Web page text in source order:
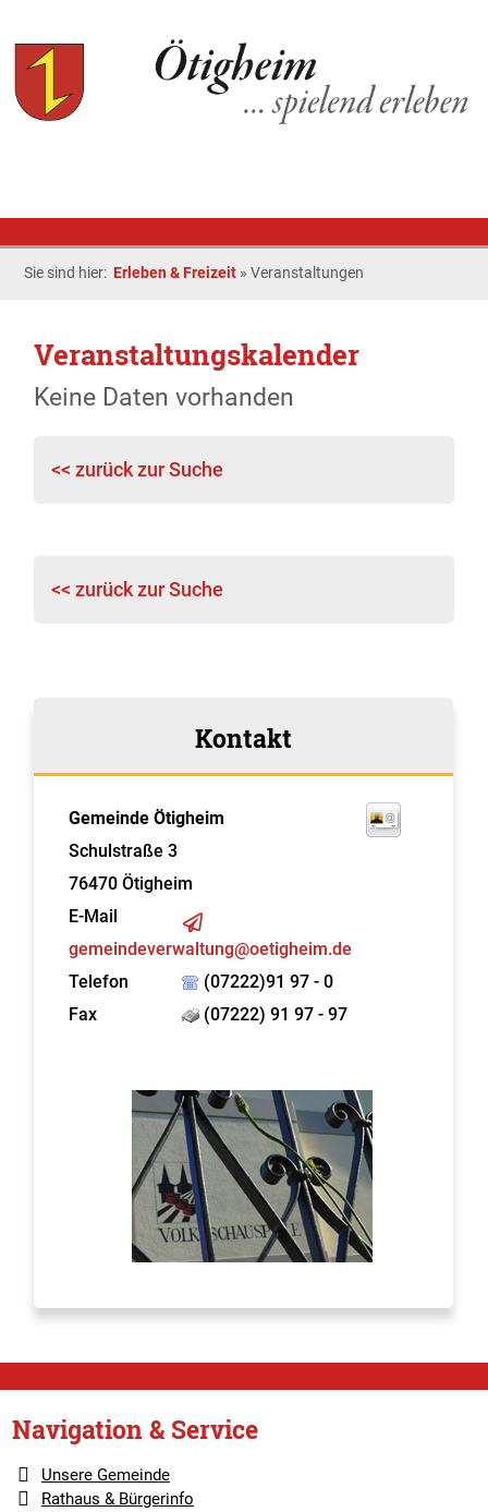
Sie sind hier: Erleben & Freizeit »Veranstaltungen
Veranstaltungskalender
Keine Daten vorhanden
<< zurück zur Suche
<< zurück zur Suche
Kontakt
Gemeinde Ötigheim
Schulstraße 3
76470 Ötigheim
E-Mail
gemeindeverwaltung@oetigheim.de
Telefon
(07222)91 97 - 0
Fax
(07222) 91 97 - 97
Navigation & Service
Unsere Gemeinde
Rathaus & Bürgerinfo